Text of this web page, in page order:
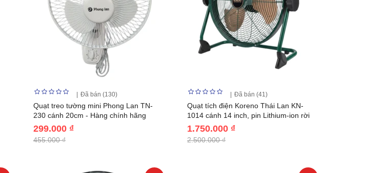
Đã bán (130)
Quạt treo tường mini Phong Lan TN-
230 cánh 20cm - Hàng chính hãng
299.000 ₫
455.000 ₫
Đã bán (41)
Quạt tích điện Koreno Thái Lan KN-
1014 cánh 14 inch, pin Lithium-ion rời
1.750.000 ₫
2.500.000 ₫